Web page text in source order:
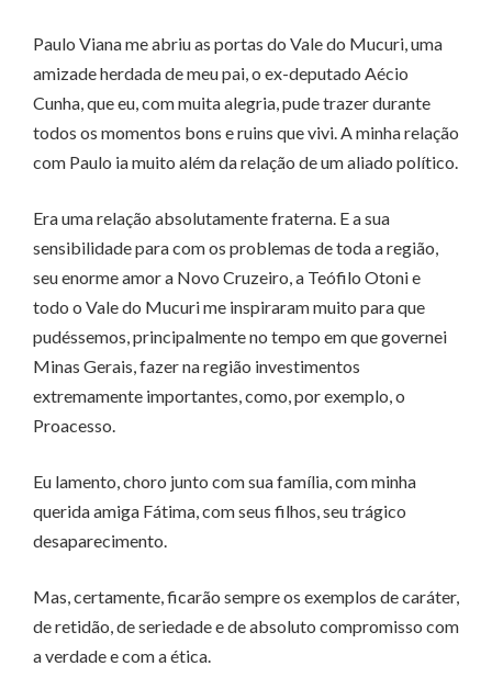
Paulo Viana me abriu as portas do Vale do Mucuri, uma
amizade herdada de meu pai, o ex-deputado Aécio
Cunha, que eu, com muita alegria, pude trazer durante
todos os momentos bons e ruins que vivi. A minha relação
com Paulo ia muito além da relação de um aliado político.
Era uma relação absolutamente fraterna. E a sua
sensibilidade para com os problemas de toda a região,
seu enorme amor a Novo Cruzeiro, a Teófilo Otoni e
todo o Vale do Mucuri me inspiraram muito para que
pudéssemos, principalmente no tempo em que governei
Minas Gerais, fazer na região investimentos
extremamente importantes, como, por exemplo, o
Proacesso.
Eu lamento, choro junto com sua família, com minha
querida amiga Fátima, com seus filhos, seu trágico
desaparecimento.
Mas, certamente, ficarão sempre os exemplos de caráter,
de retidão, de seriedade e de absoluto compromisso com
a verdade e com a ética.